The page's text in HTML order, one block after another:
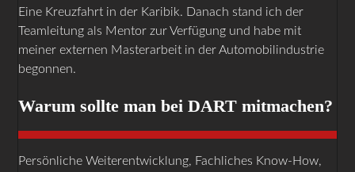
Eine Kreuzfahrt in der Karibik. Danach stand ich der
Teamleitung als Mentor zur Verfügung und habe mit
meiner externen Masterarbeit in der Automobilindustrie
begonnen.
Warum sollte man bei DART mitmachen?
Persönliche Weiterentwicklung, Fachliches Know-How,